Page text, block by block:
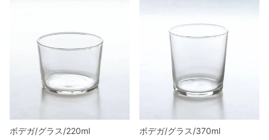
ボデガ/グラス/220ml ボデガ/グラス/370ml